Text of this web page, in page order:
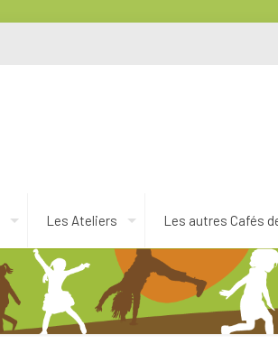
Les Ateliers Les autres Cafés